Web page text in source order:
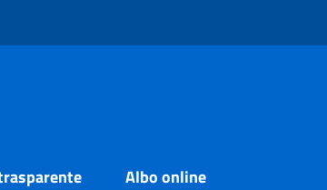
Albo online